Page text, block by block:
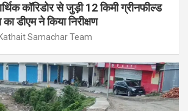
कॉरिडोर से जुड़ी 12 किमी ग्रीनफील्ड
डीएम ने किया निरीक्षण
Kathait Samachar Team